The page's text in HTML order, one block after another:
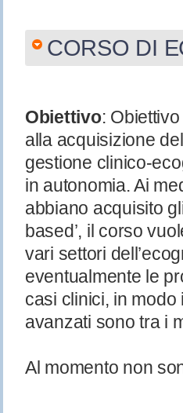
CORSO DI
Obiettivo:
alla acquisizione
gestione clinico-
in autonomia. Ai
abbiano acquisito
based’, il corso
vari settori
eventualmente le
casi clinici, in
avanzati sono tra i
Al momento non